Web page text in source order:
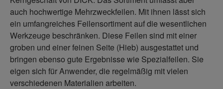
auch hochwertige Mehrzweckfeilen. Mit ihnen lässt sich
ein umfangreiches Feilensortiment auf die wesentlichen
Werkzeuge beschränken. Diese Feilen sind mit einer
groben und einer feinen Seite (Hieb) ausgestattet und
bringen ebenso gute Ergebnisse wie Spezialfeilen. Sie
eigen sich für Anwender, die regelmäßig mit vielen
verschiedenen Materialien arbeiten.